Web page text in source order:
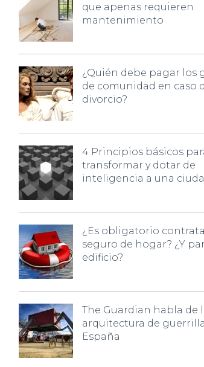
que apenas requieren
mantenimiento
¿Quién debe pagar los
de comunidad en caso
divorcio?
4 Principios básicos
transformar y dotar de
inteligencia a una
¿Es obligatorio
seguro de hogar? ¿Y
edificio?
The Guardian habla de
arquitectura de
España